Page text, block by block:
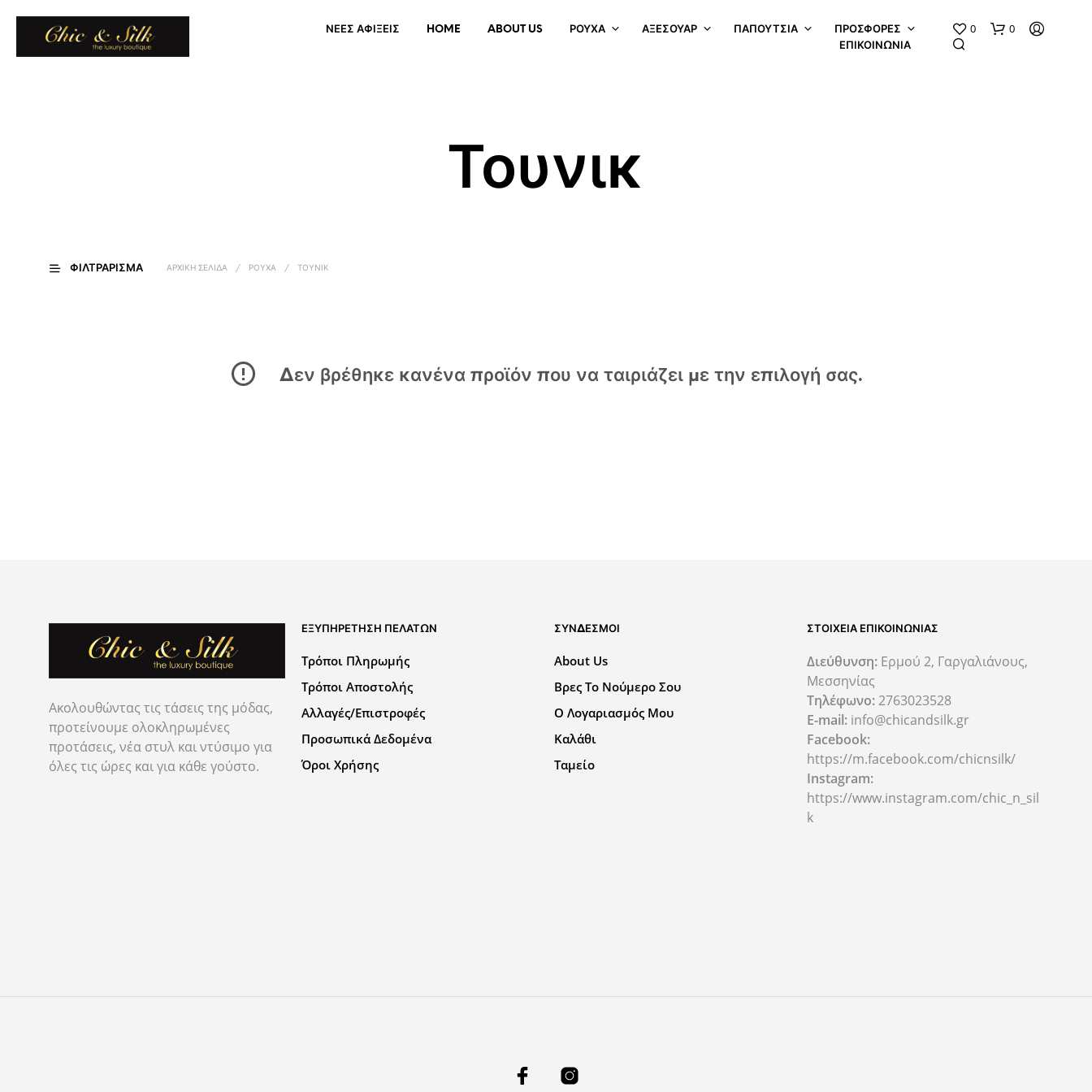
ΝΕΕΣ ΑΦΊΞΕΙΣ HOME ABOUT US ΡΟΎΧΑ ΑΞΕΣΟΥΆΡ ΠΑΠΟΎΤΣΙΑ
ΠΡΟΣΦΟΡΈΣ
ΕΠΙΚΟΙΝΩΝΙΑ
0 0
Τουνικ
ΦΙΛΤΡΆΡΙΣΜΑ ΑΡΧΙΚΉ ΣΕΛΊΔΑ / ΡΟΎΧΑ / ΤΟΥΝΙΚ
Δεν βρέθηκε κανένα προϊόν που να ταιριάζει με την επιλογή σας.
Ακολουθώντας τις τάσεις της μόδας,
προτείνουμε ολοκληρωμένες
προτάσεις, νέα στυλ και ντύσιμο για
όλες τις ώρες και για κάθε γούστο.
ΕΞΥΠΗΡΕΤΗΣΗ ΠΕΛΑΤΩΝ
Τρόποι Πληρωμής
Τρόποι Αποστολής
Αλλαγές/Επιστροφές
Προσωπικά Δεδομένα
Όροι Χρήσης
ΣΎΝΔΕΣΜΟΙ
About Us
Βρες Το Νούμερο Σου
Ο Λογαριασμός Μου
Καλάθι
Ταμείο
ΣΤΟΙΧΕΙΑ ΕΠΙΚΟΙΝΩΝΙΑΣ
Διεύθυνση: Ερμού 2, Γαργαλιάνους,
Μεσσηνίας
Τηλέφωνο:2763023528
E-mail: info@chicandsilk.gr
Facebook:
https://m.facebook.com/chicnsilk/
Instagram:
https://www.instagram.com/chic_n_sil
k